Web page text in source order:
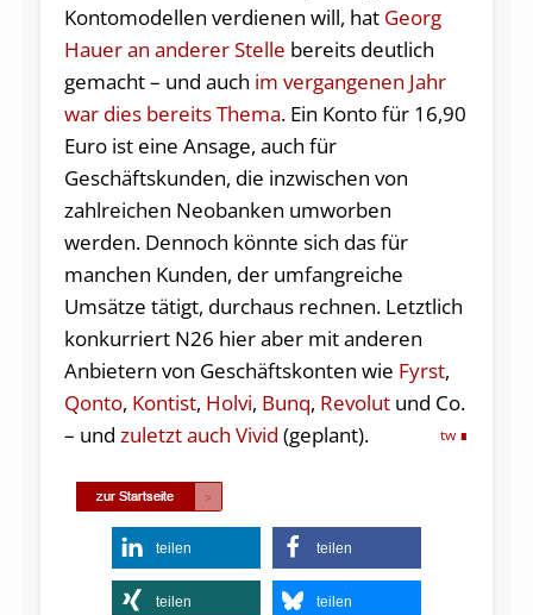
Kontomodellen verdienen will, hat Georg
Hauer an anderer Stelle bereits deutlich
gemacht – und auch im vergangenen Jahr
war dies bereits Thema. Ein Konto für 16,90
Euro ist eine Ansage, auch für
Geschäftskunden, die inzwischen von
zahlreichen Neobanken umworben
werden. Dennoch könnte sich das für
manchen Kunden, der umfangreiche
Umsätze tätigt, durchaus rechnen. Letztlich
konkurriert N26 hier aber mit anderen
Anbietern von Geschäftskonten wie Fyrst,
Qonto, Kontist, Holvi, Bunq, Revolutund Co.
– und zuletzt auch Vivid (geplant). tw
teilen teilen
teilen teilen